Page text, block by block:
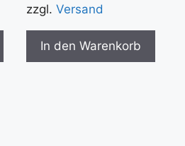
zzgl. Versand
In den Warenkorb